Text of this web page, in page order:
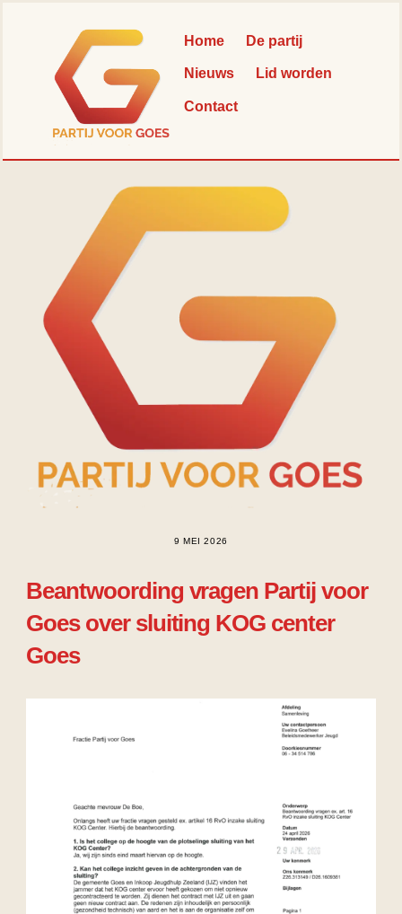
Home De partij
Nieuws Lid worden
Contact
9 MEI 2026
Beantwoording vragen Partij voor
Goes over sluiting KOG center
Goes
To